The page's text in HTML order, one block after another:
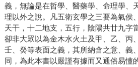
義，無論是在哲學、醫藥學、命理學、
理以外之說。凡五衛玄學之三要為氣侯
天干，十二地支，五行，陰陽共廿九字
卻非大眾以為金木水火土及甲、乙、丙
壬、癸等表面之義，其所納含之意、義
同，為此本書以嚴謹有據而又通俗易懂